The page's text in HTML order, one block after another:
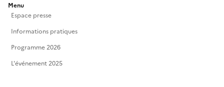
Menu
Espace presse
Informations pratiques
Programme 2026
L'événement 2025